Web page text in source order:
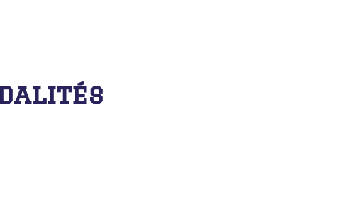
2026